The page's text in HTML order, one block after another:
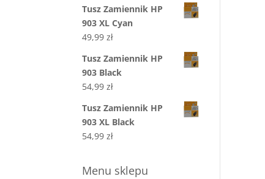
Tusz Zamiennik HP
903 XL Cyan
49,99zł
Tusz Zamiennik HP
903 Black
54,99zł
Tusz Zamiennik HP
903 XL Black
54,99zł
Menu sklepu